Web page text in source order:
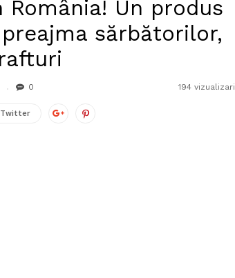
Un produs
sărbătorilor,
0 194 vizualizari
Twitter